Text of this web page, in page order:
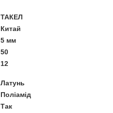
ТАКЕЛ
Китай
5 мм
50
12
Латунь
Поліамід
Так